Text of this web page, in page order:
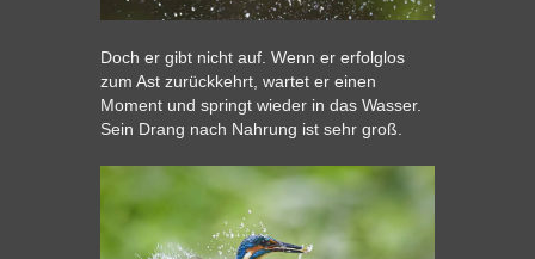
Doch er gibt nicht auf. Wenn er erfolglos
zum Ast zurückkehrt, wartet er einen
Moment und springt wieder in das Wasser.
Sein Drang nach Nahrung ist sehr groß.